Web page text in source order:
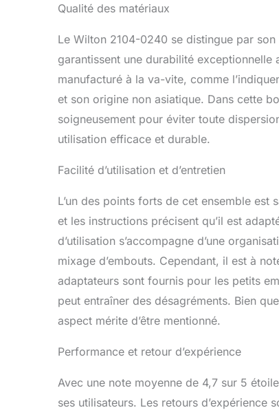
Qualité des matériaux
Le Wilton 2104-0240 se distingue par
garantissent une durabilité exceptionnelle
manufacturé à la va-vite, comme
et son origine non asiatique. Dans cette
soigneusement pour éviter toute
utilisation efficace et durable.
Facilité d’utilisation et d’entretien
L’un des points forts de cet ensemble est
et les instructions précisent qu’il est
d’utilisation s’accompagne d’une
mixage d’embouts. Cependant, il est à
adaptateurs sont fournis pour les petits
peut entraîner des désagréments. Bien
aspect mérite d’être mentionné.
Performance et retour d’expérience
Avec une note moyenne de 4,7 sur 5
ses utilisateurs. Les retours